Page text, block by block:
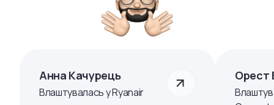
Анна Качурець
Влаштувалась у Ryanair
Орест